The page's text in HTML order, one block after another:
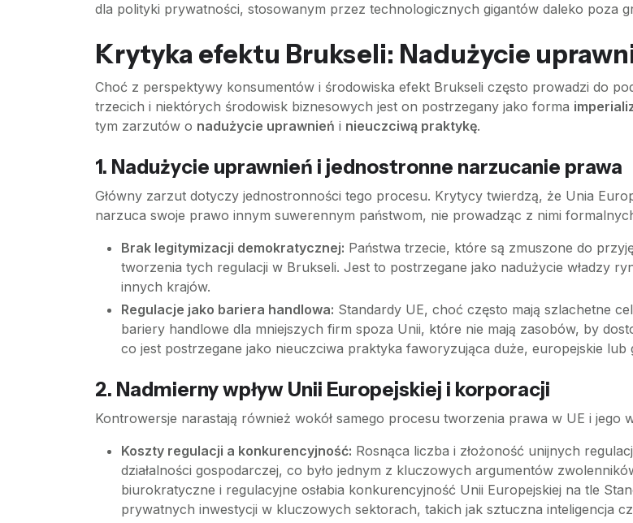
dla polityki prywatności, stosowanym przez technologicznych gigantów daleko poza
Krytyka efektu Brukseli: Nadużycie
Choć z perspektywy konsumentów i środowiska efekt Brukseli często prowadzi do
trzecich i niektórych środowisk biznesowych jest on postrzegany jako forma
tym zarzutów o nadużycie uprawnień i nieuczciwą praktykę.
1. Nadużycie uprawnień i jednostronne narzucanie prawa
Główny zarzut dotyczy jednostronności tego procesu. Krytycy twierdzą, że Unia
narzuca swoje prawo innym suwerennym państwom, nie prowadząc z nimi
Brak legitymizacji demokratycznej: Państwa trzecie, które są zmuszone do
tworzenia tych regulacji w Brukseli. Jest to postrzegane jako nadużycie władzy
innych krajów.
Regulacje jako bariera handlowa: Standardy UE, choć często mają szlachetne
bariery handlowe dla mniejszych firm spoza Unii, które nie mają zasobów, by
co jest postrzegane jako nieuczciwa praktyka faworyzująca duże, europejskie lub
2. Nadmierny wpływ Unii Europejskiej i korporacji
Kontrowersje narastają również wokół samego procesu tworzenia prawa w UE i jego
Koszty regulacji a konkurencyjność: Rosnąca liczba i złożoność unijnych
działalności gospodarczej, co było jednym z kluczowych argumentów
biurokratyczne i regulacyjne osłabia konkurencyjność Unii Europejskiej na tle
prywatnych inwestycji w kluczowych sektorach, takich jak sztuczna inteligencja